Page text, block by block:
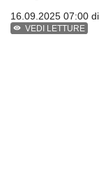
16.09.2025 07:00 di
VEDI LETTURE